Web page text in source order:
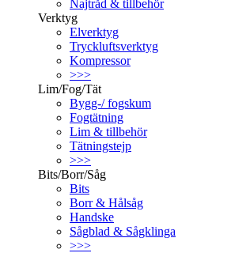
Najtråd & tillbehör
Verktyg
Elverktyg
Tryckluftsverktyg
Kompressor
>>>
Lim/Fog/Tät
Bygg-/ fogskum
Fogtätning
Lim & tillbehör
Tätningstejp
>>>
Bits/Borr/Såg
Bits
Borr & Hålsåg
Handske
Sågblad & Sågklinga
>>>